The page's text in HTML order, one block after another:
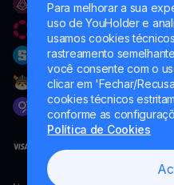
Para melhorar a sua
uso de YouHolder e
usamos cookies
rastreamento
você consente com o
clicar em 'Fechar/
cookies técnicos
conforme as
Política de Cookies